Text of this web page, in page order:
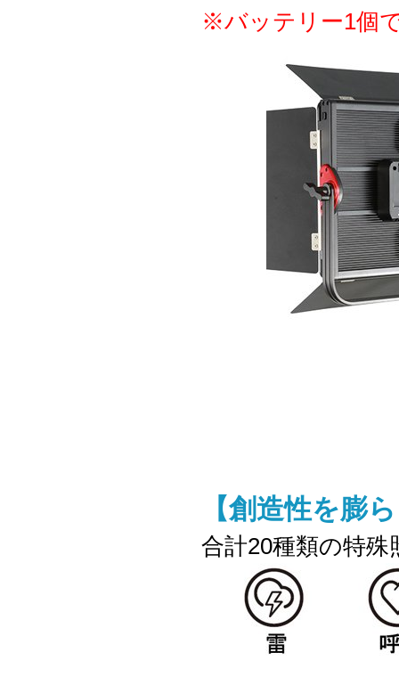
※バッテリー1個
【創造性を膨
合計20種類の特